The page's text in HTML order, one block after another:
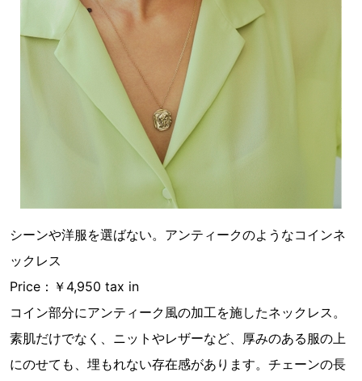
シーンや洋服を選ばない。アンティークのようなコインネ
ックレス
Price：￥4,950 tax in
コイン部分にアンティーク風の加工を施したネックレス。
素肌だけでなく、ニットやレザーなど、厚みのある服の上
にのせても、埋もれない存在感があります。チェーンの長